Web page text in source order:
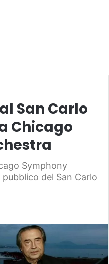
San Carlo
Chicago
Symphony
del San Carlo